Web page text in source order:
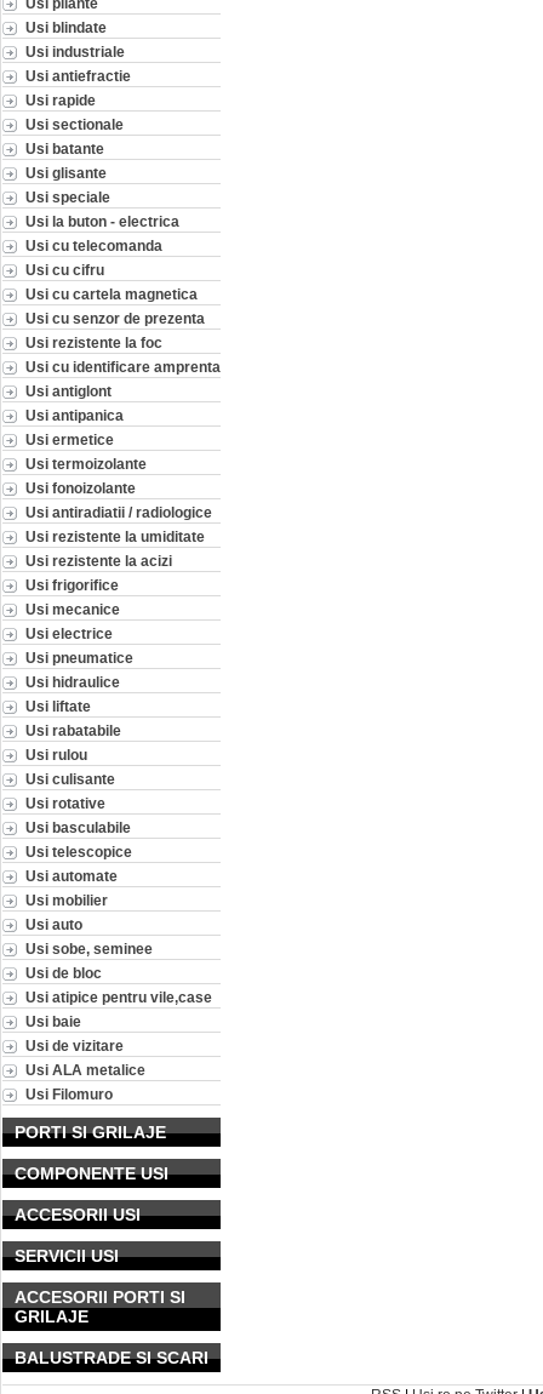
Usi blindate
Usi industriale
Usi antiefractie
Usi rapide
Usi sectionale
Usi batante
Usi glisante
Usi speciale
Usi la buton - electrica
Usi cu telecomanda
Usi cu cifru
Usi cu cartela magnetica
Usi cu senzor de prezenta
Usi rezistente la foc
Usi cu identificare amprenta
Usi antiglont
Usi antipanica
Usi ermetice
Usi termoizolante
Usi fonoizolante
Usi antiradiatii / radiologice
Usi rezistente la umiditate
Usi rezistente la acizi
Usi frigorifice
Usi mecanice
Usi electrice
Usi pneumatice
Usi hidraulice
Usi liftate
Usi rabatabile
Usi rulou
Usi culisante
Usi rotative
Usi basculabile
Usi telescopice
Usi automate
Usi mobilier
Usi auto
Usi sobe, seminee
Usi de bloc
Usi atipice pentru vile,case
Usi baie
Usi de vizitare
Usi ALA metalice
Usi Filomuro
PORTI SI GRILAJE
COMPONENTE USI
ACCESORII USI
SERVICII USI
ACCESORII PORTI SI
GRILAJE
BALUSTRADE SI SCARI